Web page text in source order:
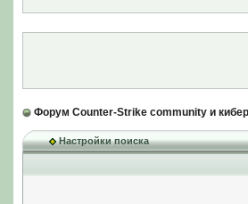
Форум Counter-Strike community и
Настройки поиска